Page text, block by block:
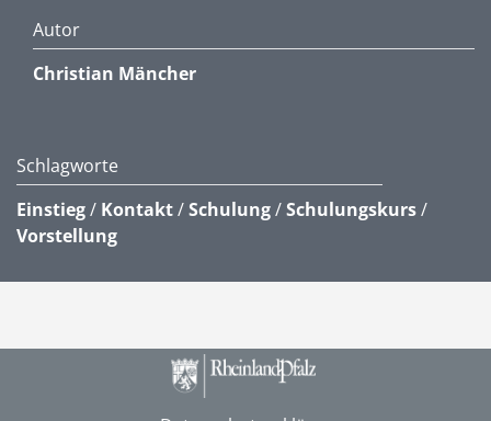
Autor
Christian Mäncher
Schlagworte
Einstieg/ Kontakt/Schulung/Schulungskurs/
Vorstellung